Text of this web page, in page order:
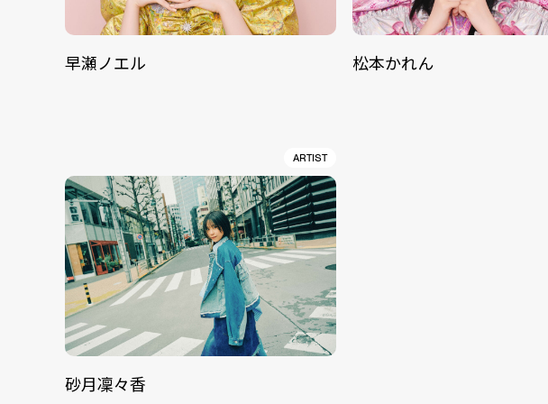
早瀬ノエル 松本かれん
ARTIST
砂月凜々香